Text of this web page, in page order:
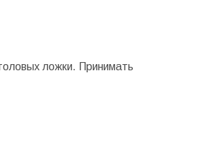
ложки. Принимать